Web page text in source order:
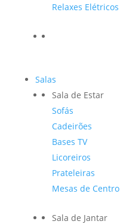
Relaxes Elétricos
Salas
Sala de Estar
Sofás
Cadeirões
Bases TV
Licoreiros
Prateleiras
Mesas de Centro
Sala de Jantar